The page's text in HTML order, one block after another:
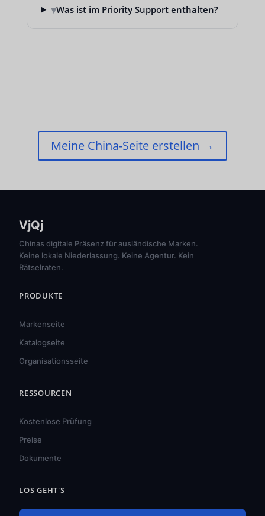
▾Was ist im Priority Support enthalten?
Meine China-Seite erstellen →
VjQj
Chinas digitale Präsenz für ausländische Marken.
Keine lokale Niederlassung. Keine Agentur. Kein
Rätselraten.
PRODUKTE
Markenseite
Katalogseite
Organisationsseite
RESSOURCEN
Kostenlose Prüfung
Preise
Dokumente
LOS GEHT'S
Português do Brasil